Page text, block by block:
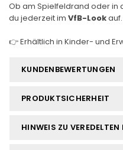
Ob am Spielfeldrand oder in
du jederzeit im VfB-Lookauf.
👉 Erhältlich in Kinder- und
KUNDENBEWERTUNGEN
PRODUKTSICHERHEIT
HINWEIS ZU